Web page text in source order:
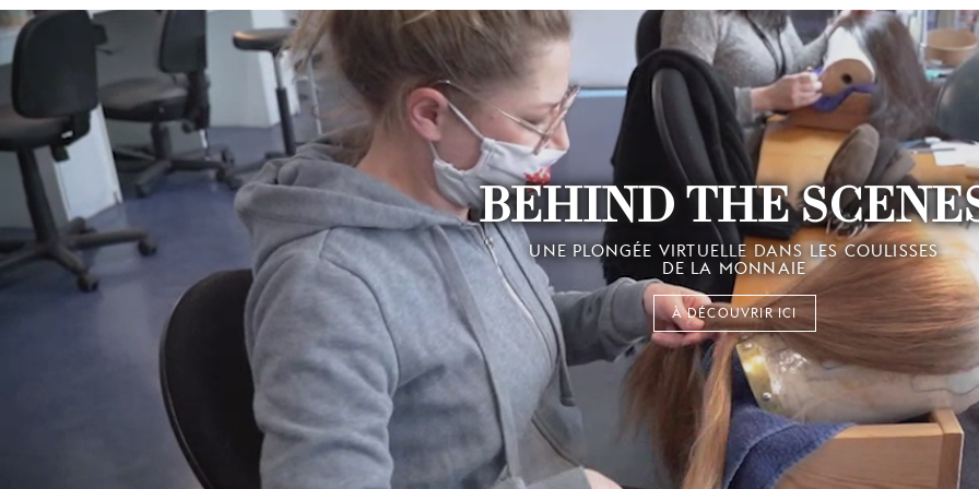
BEHIND THE
UNE PLONGÉE VIRTUELLE DANS LES COULISSES
DE LA MONNAIE
À DÉCOUVRIR ICI